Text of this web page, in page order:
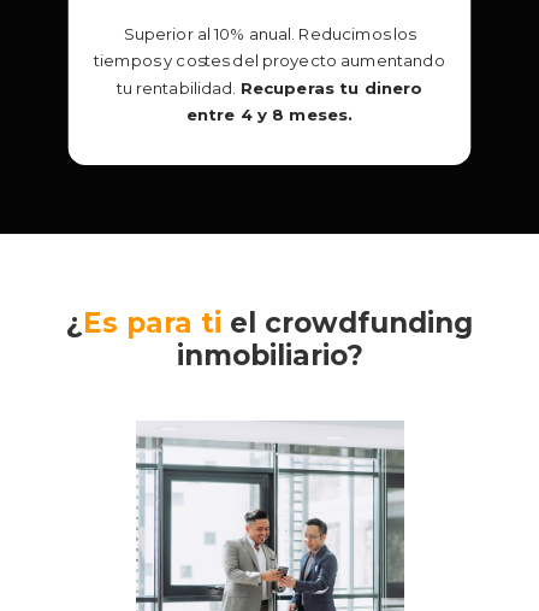
Superior al 10% anual. Reducimos los
tiempos y costes del proyecto aumentando
tu rentabilidad. Recuperas tu dinero
entre 4 y 8 meses.
¿Es para ti el crowdfunding
inmobiliario?